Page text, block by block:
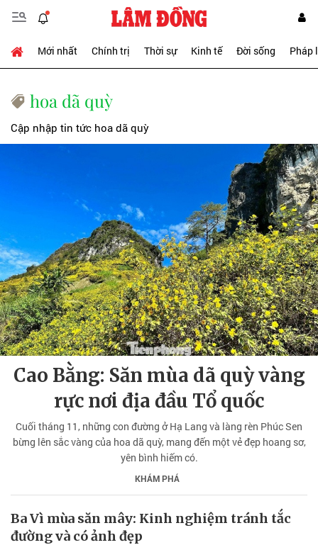
Mới nhất Chính trị Thời sự Kinh tế Đời sống Pháp
hoa dã quỳ
Cập nhập tin tức hoa dã quỳ
Cao Bằng: Săn mùa dã quỳ vàng
rực nơi địa đầu Tổ quốc
Cuối tháng 11, những con đường ở Hạ Lang và làng rèn Phúc Sen
bừng lên sắc vàng của hoa dã quỳ, mang đến một vẻ đẹp hoang sơ,
yên bình hiếm có.
KHÁM PHÁ
Ba Vì mùa săn mây: Kinh nghiệm tránh tắc
đường và có ảnh đẹp